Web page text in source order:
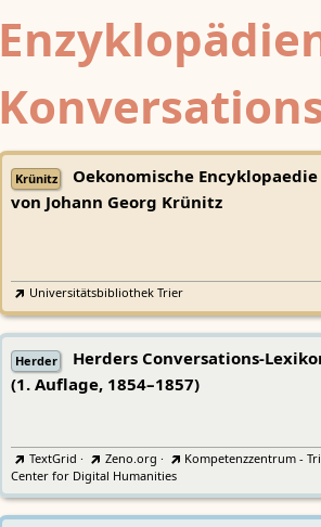
Krünitz
Oekonomische Encyklopaedie
von Johann Georg Krünitz
Universitätsbibliothek Trier
Herder
Herders Conversations-
(1. Auflage, 1854–1857)
TextGrid · Zeno.org ·
Kompetenzzentrum -
Center for Digital Humanities